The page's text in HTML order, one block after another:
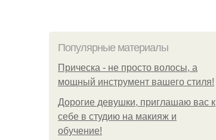
Популярные материалы
Прическа - не просто волосы, а
мощный инструмент вашего стиля!
Дорогие девушки, приглашаю вас к
себе в студию на макияж и
обучение!